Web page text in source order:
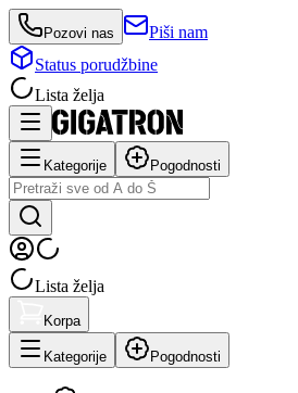
Pozovi nas
Piši nam
Status porudžbine
Lista želja
Kategorije Pogodnosti
Lista želja
Korpa
Kategorije Pogodnosti